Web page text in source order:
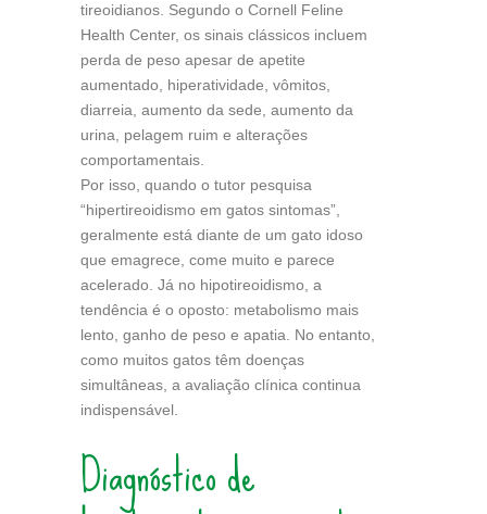
tireoidianos. Segundo o Cornell Feline
Health Center, os sinais clássicos incluem
perda de peso apesar de apetite
aumentado, hiperatividade, vômitos,
diarreia, aumento da sede, aumento da
urina, pelagem ruim e alterações
comportamentais.
Por isso, quando o tutor pesquisa
“hipertireoidismo em gatos sintomas”,
geralmente está diante de um gato idoso
que emagrece, come muito e parece
acelerado. Já no hipotireoidismo, a
tendência é o oposto: metabolismo mais
lento, ganho de peso e apatia. No entanto,
como muitos gatos têm doenças
simultâneas, a avaliação clínica continua
indispensável.
Diagnóstico de